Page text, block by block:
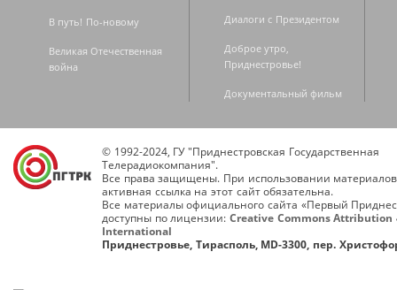
В путь! По-новому
Великая Отечественная
война
Диалоги с Президентом
Доброе утро,
Приднестровье!
Документальный фильм
© 1992-2024, ГУ "Приднестровская Государственная
Телерадиокомпания".
Все права защищены. При использовании
активная ссылка на этот сайт обязательна.
Все материалы официального сайта «Первый
доступны по лицензии: Creative Commons Attribution
International
Приднестровье, Тирасполь, MD-3300, пер.